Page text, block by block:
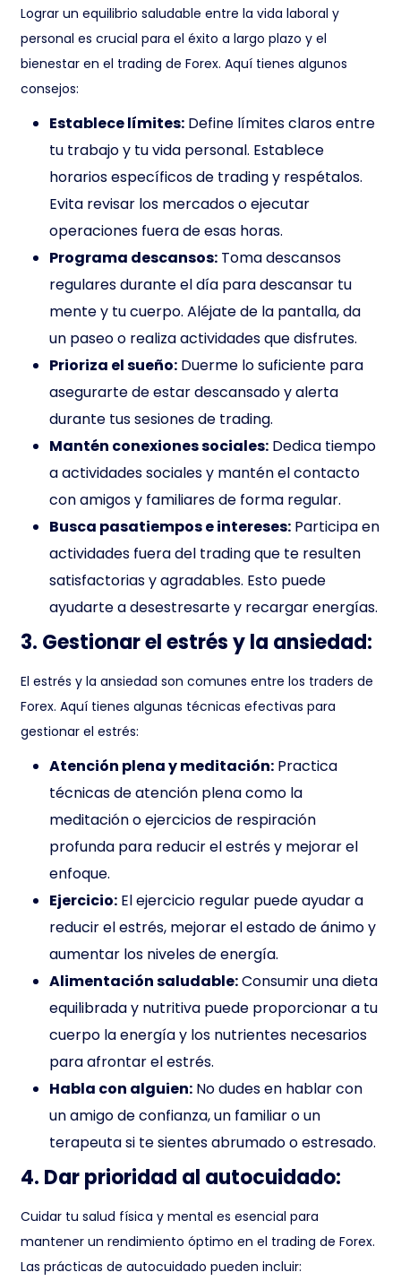
Lograr un equilibrio saludable entre la vida laboral y
personal es crucial para el éxito a largo plazo y el
bienestar en el trading de Forex. Aquí tienes algunos
consejos:
Establece límites: Define límites claros entre
tu trabajo y tu vida personal. Establece
horarios específicos de trading y respétalos.
Evita revisar los mercados o ejecutar
operaciones fuera de esas horas.
Programa descansos: Toma descansos
regulares durante el día para descansar tu
mente y tu cuerpo. Aléjate de la pantalla, da
un paseo o realiza actividades que disfrutes.
Prioriza el sueño: Duerme lo suficiente para
asegurarte de estar descansado y alerta
durante tus sesiones de trading.
Mantén conexiones sociales: Dedica tiempo
a actividades sociales y mantén el contacto
con amigos y familiares de forma regular.
Busca pasatiempos e intereses: Participa en
actividades fuera del trading que te resulten
satisfactorias y agradables. Esto puede
ayudarte a desestresarte y recargar energías.
3. Gestionar el estrés y la ansiedad:
El estrés y la ansiedad son comunes entre los traders de
Forex. Aquí tienes algunas técnicas efectivas para
gestionar el estrés:
Atención plena y meditación: Practica
técnicas de atención plena como la
meditación o ejercicios de respiración
profunda para reducir el estrés y mejorar el
enfoque.
Ejercicio: El ejercicio regular puede ayudar a
reducir el estrés, mejorar el estado de ánimo y
aumentar los niveles de energía.
Alimentación saludable:Consumir una dieta
equilibrada y nutritiva puede proporcionar a tu
cuerpo la energía y los nutrientes necesarios
para afrontar el estrés.
Habla con alguien: No dudes en hablar con
un amigo de confianza, un familiar o un
terapeuta si te sientes abrumado o estresado.
4. Dar prioridad al autocuidado:
Cuidar tu salud física y mental es esencial para
mantener un rendimiento óptimo en el trading de Forex.
Las prácticas de autocuidado pueden incluir: